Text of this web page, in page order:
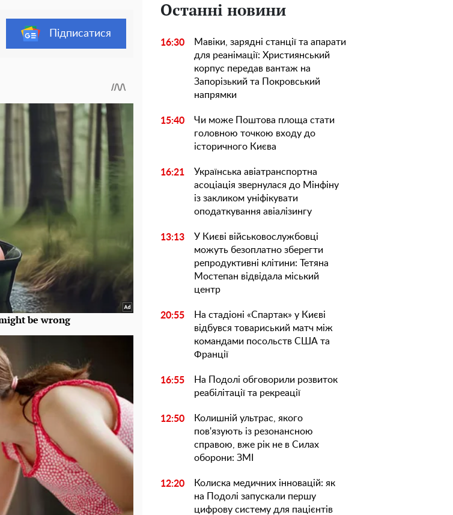
Підписатися
Останні новини
16:30
Мавіки, зарядні станції та апарати
для реанімації: Християнський
корпус передав вантаж на
Запорізький та Покровський
напрямки
15:40
Чи може Поштова площа стати
головною точкою входу до
історичного Києва
16:21
Українська авіатранспортна
асоціація звернулася до Мінфіну
із закликом уніфікувати
оподаткування авіалізингу
13:13
У Києві військовослужбовці
можуть безоплатно зберегти
репродуктивні клітини: Тетяна
Мостепан відвідала міський
центр
20:55
На стадіоні «Спартак» у Києві
відбувся товариський матч між
командами посольств США та
Франції
16:55
На Подолі обговорили розвиток
реабілітації та рекреації
12:50
Колишній ультрас, якого
пов'язують із резонансною
справою, вже рік не в Силах
оборони: ЗМІ
12:20
Колиска медичних інновацій: як
на Подолі запускали першу
цифрову систему для пацієнтів